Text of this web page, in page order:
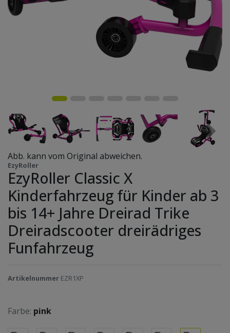
Abb. kann vom Original abweichen.
EzyRoller
EzyRoller Classic X
Kinderfahrzeug für Kinder ab 3
bis 14+ Jahre Dreirad Trike
Dreiradscooter dreirädriges
Funfahrzeug
Artikelnummer EZR1XP
Farbe: pink